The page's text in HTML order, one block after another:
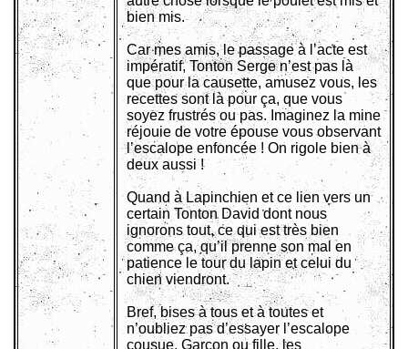
bien mis.
Car mes amis, le passage à l’acte est
impératif, Tonton Serge n’est pas là
que pour la causette, amusez vous, les
recettes sont là pour ça, que vous
soyez frustrés ou pas. Imaginez la mine
réjouie de votre épouse vous observant
l’escalope enfoncée ! On rigole bien à
deux aussi !
Quand à Lapinchien et ce lien vers un
certain Tonton David dont nous
ignorons tout, ce qui est très bien
comme ça, qu’il prenne son mal en
patience le tour du lapin et celui du
chien viendront.
Bref, bises à tous et à toutes et
n’oubliez pas d’essayer l’escalope
cousue. Garçon ou fille, les